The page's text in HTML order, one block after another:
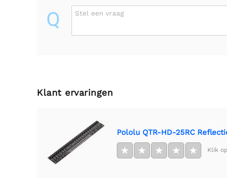
Q Stel een vraag
Klant ervaringen
Pololu QTR-HD-25RC
★ ★ ★ ★ ★ Klik